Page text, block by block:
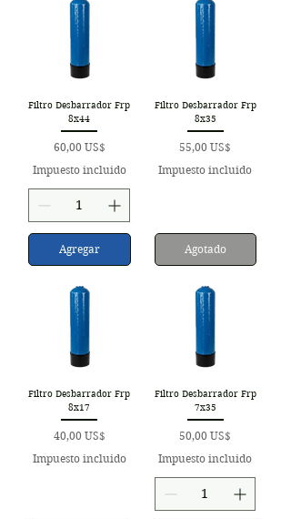
Filtro Desbarrador Frp
8x44
Precio
60,00 US$
Impuesto incluido
Agregar
Filtro Desbarrador Frp
8x35
Precio
55,00 US$
Impuesto incluido
Agotado
Filtro Desbarrador Frp
8x17
Precio
40,00 US$
Impuesto incluido
Filtro Desbarrador Frp
7x35
Precio
50,00 US$
Impuesto incluido